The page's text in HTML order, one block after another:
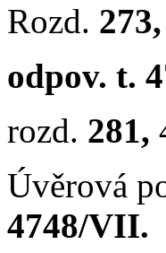
Rozd. 273,
odpov. t.
rozd. 281,
Úvěrová
4748/VII.